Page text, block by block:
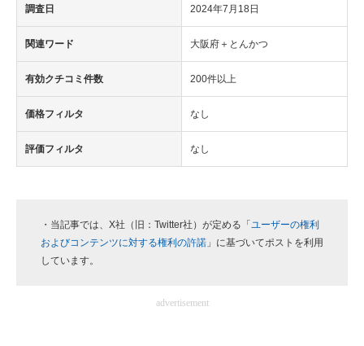
調査日 2024年7月18日
関連ワード 大阪府＋とんかつ
有効クチコミ件数 200件以上
価格フィルタ なし
評価フィルタ なし
・当記事では、X社（旧：Twitter社）が定める「 ユーザーの権利
およびコンテンツに対する権利の許諾 」に基づいてポストを利用
しています。
advertisement